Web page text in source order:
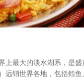
上最大的淡水湖系，是
远销世界各地，包括鳕